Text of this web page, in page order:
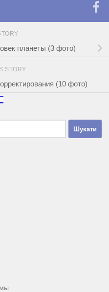
планеты (3 фото)
STORY
(10 фото)